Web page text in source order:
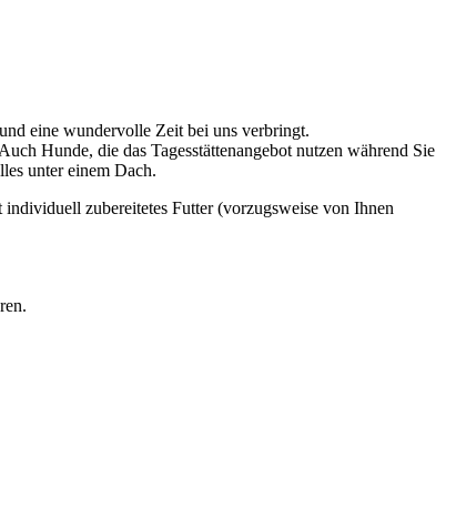
eine wundervolle Zeit bei uns verbringt.
Hunde, die das Tagesstättenangebot nutzen während Sie
unter einem Dach.
zubereitetes Futter (vorzugsweise von Ihnen